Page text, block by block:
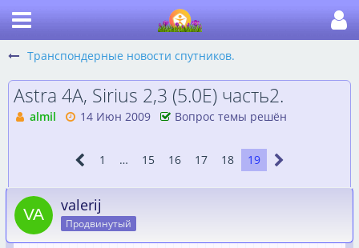
Транспондерные новости спутников.
Astra 4A, Sirius 2,3 (5.0Е) часть2.
almil 14 Июн 2009 Вопрос темы решён
1 … 15 16 17 18 19
valerij
Продвинутый